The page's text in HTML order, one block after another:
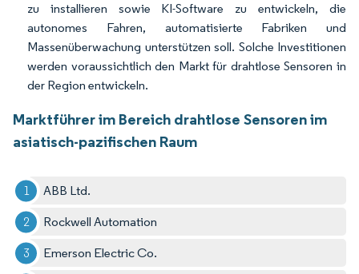
zu installieren sowie KI-Software zu entwickeln, die
autonomes Fahren, automatisierte Fabriken und
Massenüberwachung unterstützen soll. Solche Investitionen
werden voraussichtlich den Markt für drahtlose Sensoren in
der Region entwickeln.
Marktführer im Bereich drahtlose Sensoren im
asiatisch-pazifischen Raum
ABB Ltd.
Rockwell Automation
Emerson Electric Co.